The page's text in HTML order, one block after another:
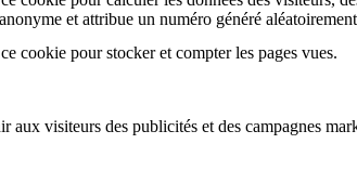
et attribue un numéro généré
cookie pour stocker et compter les pages vues.
visiteurs des publicités et des campagnes